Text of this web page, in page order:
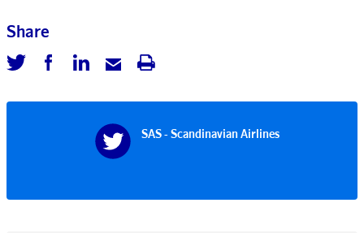
Share
SAS - Scandinavian Airlines